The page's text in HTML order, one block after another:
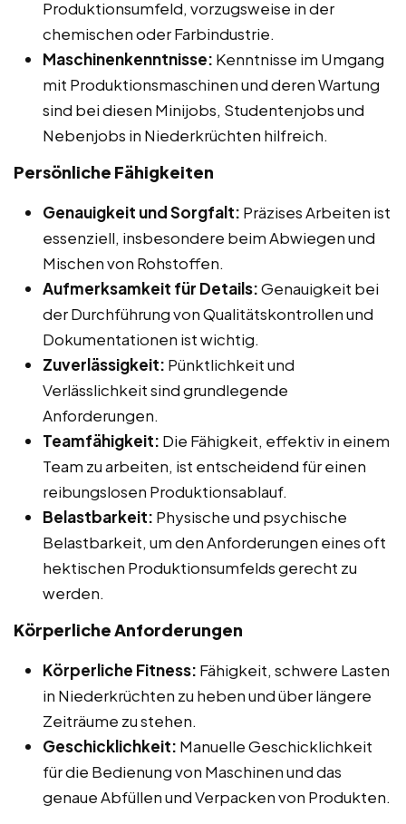
Produktionsumfeld, vorzugsweise in der
chemischen oder Farbindustrie.
Maschinenkenntnisse: Kenntnisse im Umgang
mit Produktionsmaschinen und deren Wartung
sind bei diesen Minijobs, Studentenjobs und
Nebenjobs in Niederkrüchten hilfreich.
Persönliche Fähigkeiten
Genauigkeit und Sorgfalt: Präzises Arbeiten ist
essenziell, insbesondere beim Abwiegen und
Mischen von Rohstoffen.
Aufmerksamkeit für Details:Genauigkeit bei
der Durchführung von Qualitätskontrollen und
Dokumentationen ist wichtig.
Zuverlässigkeit: Pünktlichkeit und
Verlässlichkeit sind grundlegende
Anforderungen.
Teamfähigkeit: Die Fähigkeit, effektiv in einem
Team zu arbeiten, ist entscheidend für einen
reibungslosen Produktionsablauf.
Belastbarkeit: Physische und psychische
Belastbarkeit, um den Anforderungen eines oft
hektischen Produktionsumfelds gerecht zu
werden.
Körperliche Anforderungen
Körperliche Fitness: Fähigkeit, schwere Lasten
in Niederkrüchten zu heben und über längere
Zeiträume zu stehen.
Geschicklichkeit: Manuelle Geschicklichkeit
für die Bedienung von Maschinen und das
genaue Abfüllen und Verpacken von Produkten.